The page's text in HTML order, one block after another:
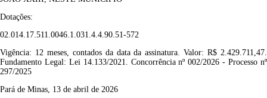
Dotações:
02.014.17.511.0046.1.031.4.4.90.51-572
Vigência: 12 meses, contados da data da assinatura. Valor: R$2.429.711,47.
Fundamento Legal: Lei 14.133/2021. Concorrêncianº002/2026 - Processo nº
297/2025
Pará de Minas, 13 de abril de 2026